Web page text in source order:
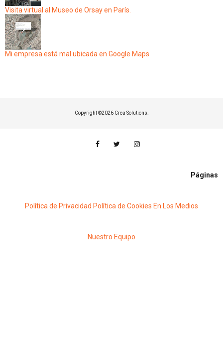
Visita virtual al Museo de Orsay en París.
Mi empresa está mal ubicada en Google Maps
Copyright ©2026 Crea Solutions.
Páginas
Política de Privacidad Política de Cookies En Los Medios
Nuestro Equipo